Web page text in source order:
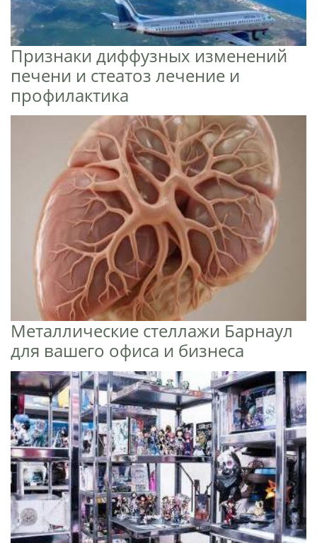
Признаки диффузных изменений
печени и стеатоз лечение и
профилактика
Металлические стеллажи Барнаул
для вашего офиса и бизнеса